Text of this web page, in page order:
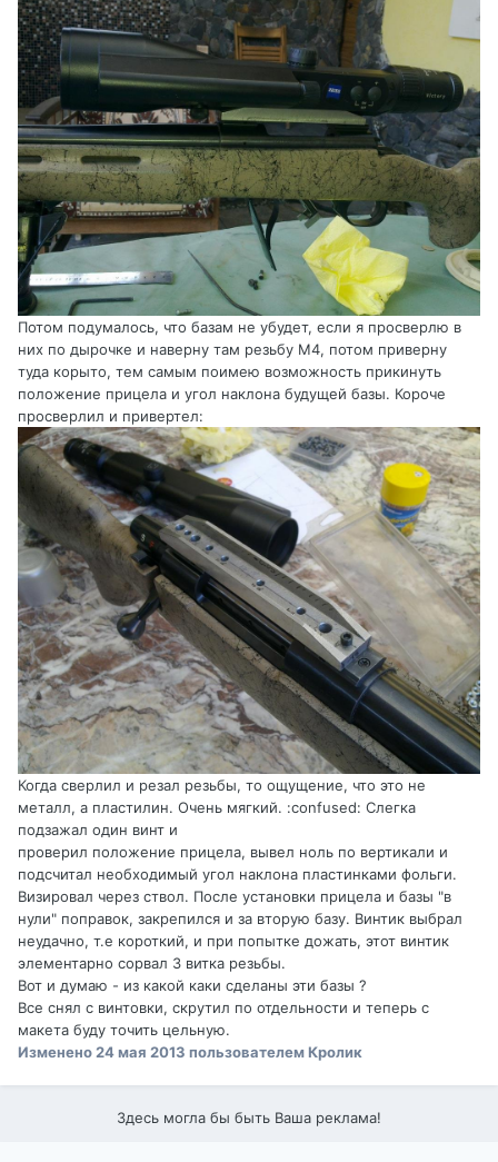
Потом подумалось, что базам не убудет, если я просверлю в
них по дырочке и наверну там резьбу М4, потом приверну
туда корыто, тем самым поимею возможность прикинуть
положение прицела и угол наклона будущей базы. Короче
просверлил и привертел:
Когда сверлил и резал резьбы, то ощущение, что это не
металл, а пластилин. Очень мягкий. :confused: Слегка
подзажал один винт и
проверил положение прицела, вывел ноль по вертикали и
подсчитал необходимый угол наклона пластинками фольги.
Визировал через ствол. После установки прицела и базы "в
нули" поправок, закрепился и за вторую базу. Винтик выбрал
неудачно, т.е короткий, и при попытке дожать, этот винтик
элементарно сорвал 3 витка резьбы.
Вот и думаю - из какой каки сделаны эти базы ?
Все снял с винтовки, скрутил по отдельности и теперь с
макета буду точить цельную.
Изменено24 мая 2013 пользователем Кролик
Здесь могла бы быть Ваша реклама!